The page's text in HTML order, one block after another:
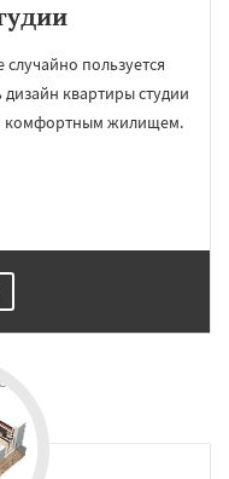
пользуется
квартиры студии
и комфортным жилищем.